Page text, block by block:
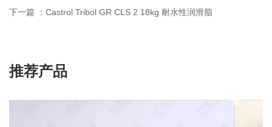
下一篇 ： Castrol Tribol GR CLS 2 18kg 耐水性润滑脂
推荐产品